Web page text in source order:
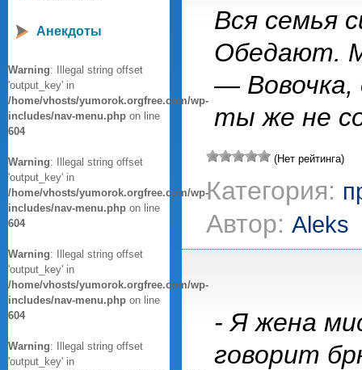
Анекдоты
Warning: Illegal string offset
'output_key' in
/home/vhosts/yumorok.orgfree.com/wp-
includes/nav-menu.php on line
604
Warning: Illegal string offset
'output_key' in
/home/vhosts/yumorok.orgfree.com/wp-
includes/nav-menu.php on line
604
Warning: Illegal string offset
'output_key' in
/home/vhosts/yumorok.orgfree.com/wp-
includes/nav-menu.php on line
604
Warning: Illegal string offset
'output_key' in
Вся семья
Обедают.
— Вовочка,
ты же не
(Нет рейтинга)
Категория:
Автор: Aleks
- Я жена
говорит